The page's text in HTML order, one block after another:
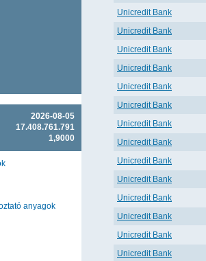
2026-08-05
17.408.761.791
1,9000
anyagok
Unicredit Bank
Unicredit Bank
Unicredit Bank
Unicredit Bank
Unicredit Bank
Unicredit Bank
Unicredit Bank
Unicredit Bank
Unicredit Bank
Unicredit Bank
Unicredit Bank
Unicredit Bank
Unicredit Bank
Unicredit Bank